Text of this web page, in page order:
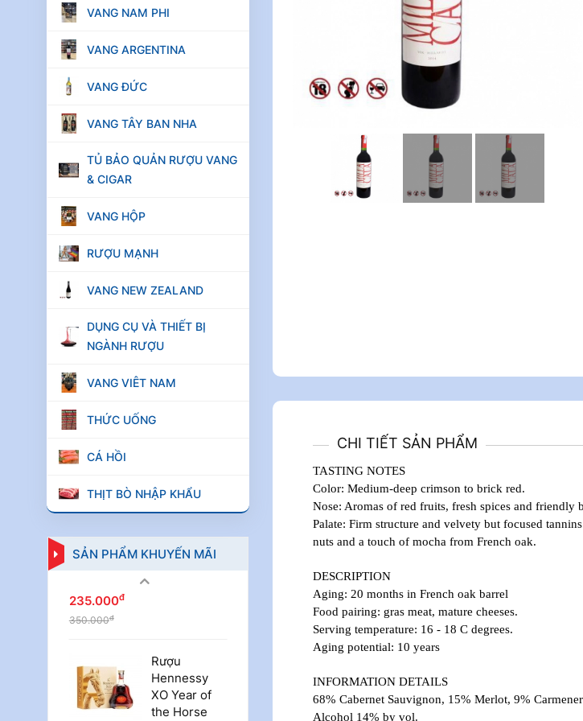
VANG NAM PHI
VANG ARGENTINA
VANG ĐỨC
VANG TÂY BAN NHA
TỦ BẢO QUẢN RƯỢU VANG
& CIGAR
VANG HỘP
RƯỢU MẠNH
VANG NEW ZEALAND
DỤNG CỤ VÀ THIẾT BỊ
NGÀNH RƯỢU
VANG VIÊT NAM
THỨC UỐNG
CÁ HỒI
THỊT BÒ NHẬP KHẨU
SẢN PHẨM KHUYẾN MÃI
445.000
Tủ rượu
Vinocave
146 chai.
26.000.000
40.000.000
Primitivo
500.000
Rượu vang
last Stand
14%
495.000
560.000đ
Rượu vang Ý
Cantine
Volare Nero
d’Avola DOC
235.000đ
350.000đ
Rượu
Hennessy
XO Year of
the Horse
NEXT
CHI TIẾT SẢN PHẨM
TASTING NOTES
Color: Medium-deep crimson to brick red.
Nose: Aromas of red fruits, fresh spices and friendly
Palate: Firm structure and velvety but focused
nuts and a touch of mocha from French oak.
DESCRIPTION
Aging: 20 months in French oak barrel
Food pairing: gras meat, mature cheeses.
Serving temperature: 16 - 18 C degrees.
Aging potential: 10 years
INFORMATION DETAILS
68% Cabernet Sauvignon, 15% Merlot, 9%
Alcohol 14% by vol.